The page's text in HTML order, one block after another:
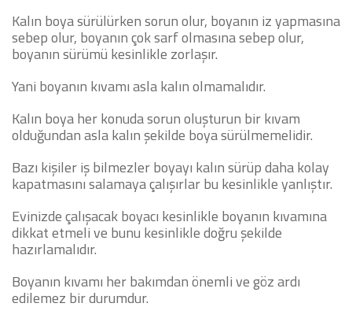
Kalın boya sürülürken sorun olur, boyanın iz yapmasına
sebep olur, boyanın çok sarf olmasına sebep olur,
boyanın sürümü kesinlikle zorlaşır.
Yani boyanın kıvamı asla kalın olmamalıdır.
Kalın boya her konuda sorun oluşturun bir kıvam
olduğundan asla kalın şekilde boya sürülmemelidir.
Bazı kişiler iş bilmezler boyayı kalın sürüp daha kolay
kapatmasını salamaya çalışırlar bu kesinlikle yanlıştır.
Evinizde çalışacak boyacı kesinlikle boyanın kıvamına
dikkat etmeli ve bunu kesinlikle doğru şekilde
hazırlamalıdır.
Boyanın kıvamı her bakımdan önemli ve göz ardı
edilemez bir durumdur.